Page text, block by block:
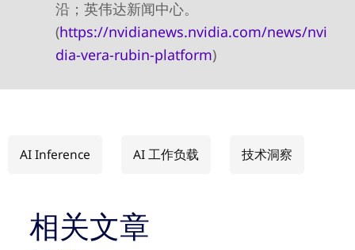
沿；英伟达新闻中心。
(https://nvidianews.nvidia.com/news/nvi
dia-vera-rubin-platform)
AI Inference AI 工作负载 技术洞察
相关文章